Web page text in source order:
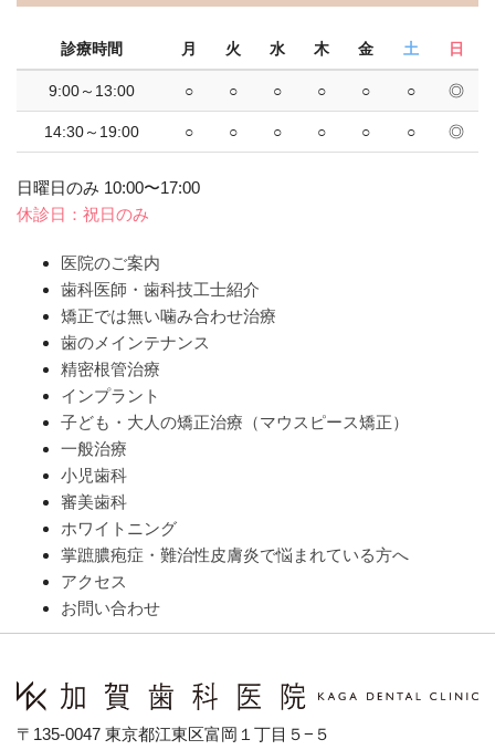
診療時間 月 火 水 木 金 土 日
9:00～13:00 ○ ○ ○ ○ ○ ○ ◎
14:30～19:00 ○ ○ ○ ○ ○ ○ ◎
日曜日のみ 10:00〜17:00
休診日：祝日のみ
医院のご案内
歯科医師・歯科技工士紹介
矯正では無い噛み合わせ治療
歯のメインテナンス
精密根管治療
インプラント
子ども・大人の矯正治療（マウスピース矯正）
一般治療
小児歯科
審美歯科
ホワイトニング
掌蹠膿疱症・難治性皮膚炎で悩まれている方へ
アクセス
お問い合わせ
〒135-0047 東京都江東区富岡１丁目５−５